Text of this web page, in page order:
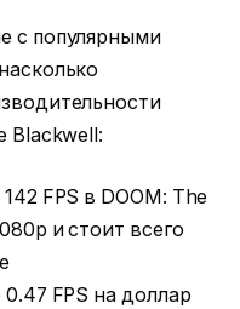
с популярными
Blackwell:
FPS в DOOM: The
и стоит всего
FPS на доллар